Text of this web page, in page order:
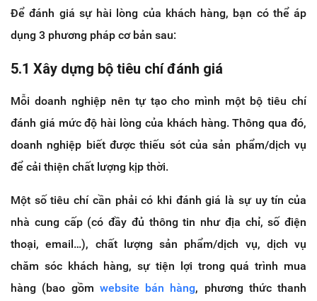
Để đánh giá sự hài lòng của khách hàng, bạn có thể áp
dụng 3 phương pháp cơ bản sau:
5.1 Xây dựng bộ tiêu chí đánh giá
Mỗi doanh nghiệp nên tự tạo cho mình một bộ tiêu chí
đánh giá mức độ hài lòng của khách hàng. Thông qua đó,
doanh nghiệp biết được thiếu sót của sản phẩm/dịch vụ
để cải thiện chất lượng kịp thời.
Một số tiêu chí cần phải có khi đánh giá là sự uy tín của
nhà cung cấp (có đầy đủ thông tin như địa chỉ, số điện
thoại, email…), chất lượng sản phẩm/dịch vụ, dịch vụ
chăm sóc khách hàng, sự tiện lợi trong quá trình mua
hàng (bao gồm website bán hàng, phương thức thanh